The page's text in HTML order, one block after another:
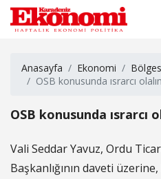
Anasayfa Ekonomi
​OSB konusunda ısrarcı
​OSB konusunda ısrarcı
Vali Seddar Yavuz, Ordu
Başkanlığının daveti üzerine,